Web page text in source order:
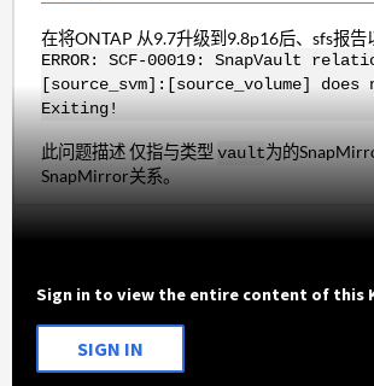
在将ONTAP 从9.7升级到9.8p16后、sfs报告
ERROR: SCF-00019: SnapVault
[source_svm]:[source_volume]
Exiting!
此问题描述 仅指与类型 vault为的
SnapMirror关系。
Sign in to view the entire content of this
SIGN IN